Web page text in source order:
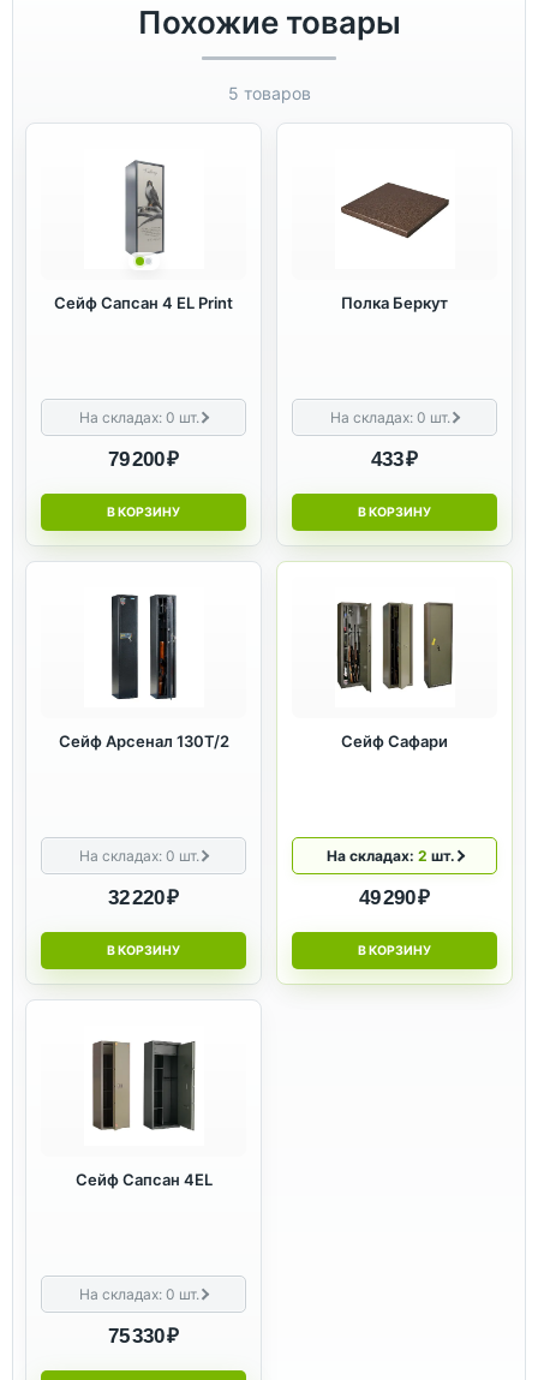
Похожие товары
5 товаров
Сейф Сапсан 4 EL Print
На складах:0 шт.
79 200 ₽
В КОРЗИНУ
Полка Беркут
На складах:0 шт.
433 ₽
В КОРЗИНУ
Сейф Арсенал 130Т/2
На складах:0 шт.
32 220 ₽
В КОРЗИНУ
Сейф Сафари
На складах: 2 шт.
49 290 ₽
В КОРЗИНУ
Сейф Сапсан 4EL
На складах:0 шт.
75 330 ₽